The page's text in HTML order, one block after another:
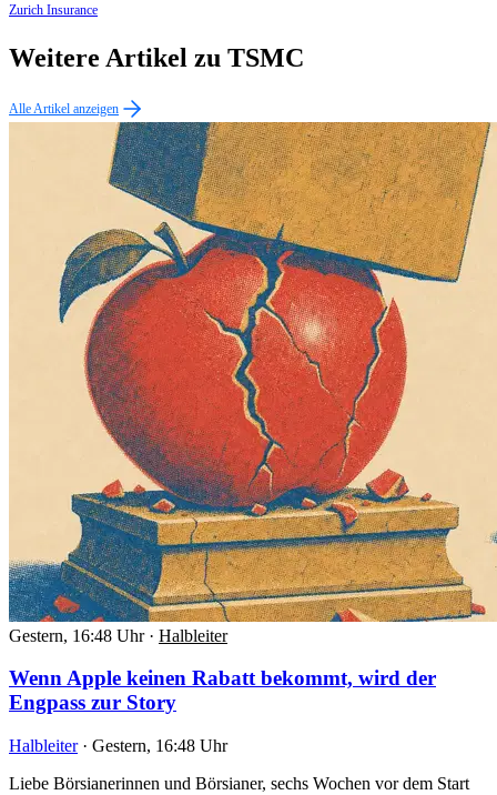
Zurich Insurance
Weitere Artikel zu TSMC
Alle Artikel anzeigen
Gestern, 16:48 Uhr · Halbleiter
Wenn Apple keinen Rabatt bekommt, wird der
Engpass zur Story
Halbleiter · Gestern, 16:48 Uhr
Liebe Börsianerinnen und Börsianer, sechs Wochen vor dem Start